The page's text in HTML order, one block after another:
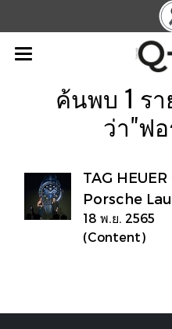
ค้นพบ 1 ร
ว่า"ฟ
TAG
Porsche
18 พ.ย. 2565
(Content)